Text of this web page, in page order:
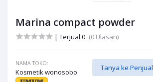
Marina compact powder
| Terjual 0 (0 Ulasan)
NAMA TOKO:
Kosmetik wonosobo
Tanya ke Penjual